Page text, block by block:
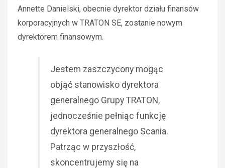
Annette Danielski, obecnie dyrektor działu finansów
korporacyjnych w TRATON SE, zostanie nowym
dyrektorem finansowym.
Jestem zaszczycony mogąc
objąć stanowisko dyrektora
generalnego Grupy TRATON,
jednocześnie pełniąc funkcję
dyrektora generalnego Scania.
Patrząc w przyszłość,
skoncentrujemy się na